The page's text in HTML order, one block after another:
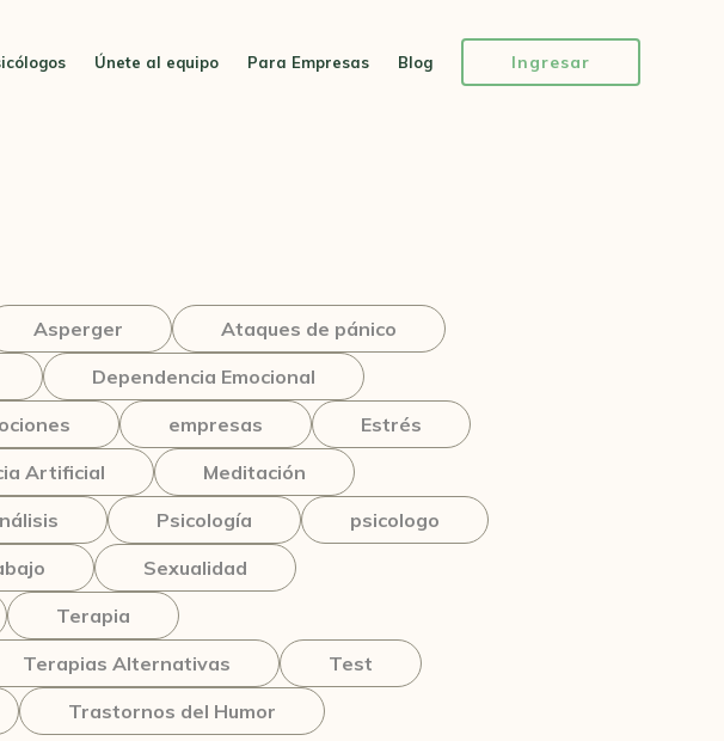
Únete al equipo Para Empresas Blog Ingresar
Asperger
Ataques de pánico
Dependencia Emocional
empresas
Estrés
Artificial
Meditación
Psicología
psicologo
Sexualidad
Terapia
Terapias Alternativas
Test
Trastornos del Humor